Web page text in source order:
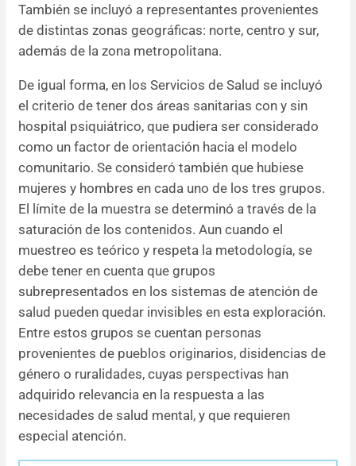
También se incluyó a representantes provenientes
de distintas zonas geográficas: norte, centro y sur,
además de la zona metropolitana.
De igual forma, en los Servicios de Salud se incluyó
el criterio de tener dos áreas sanitarias con y sin
hospital psiquiátrico, que pudiera ser considerado
como un factor de orientación hacia el modelo
comunitario. Se consideró también que hubiese
mujeres y hombres en cada uno de los tres grupos.
El límite de la muestra se determinó a través de la
saturación de los contenidos. Aun cuando el
muestreo es teórico y respeta la metodología, se
debe tener en cuenta que grupos
subrepresentados en los sistemas de atención de
salud pueden quedar invisibles en esta exploración.
Entre estos grupos se cuentan personas
provenientes de pueblos originarios, disidencias de
género o ruralidades, cuyas perspectivas han
adquirido relevancia en la respuesta a las
necesidades de salud mental, y que requieren
especial atención.